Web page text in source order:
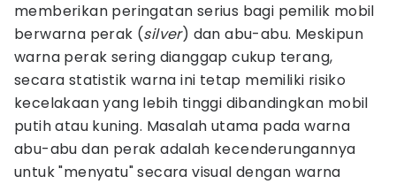
memberikan peringatan serius bagi pemilik mobil
berwarna perak (silver) dan abu-abu. Meskipun
warna perak sering dianggap cukup terang,
secara statistik warna ini tetap memiliki risiko
kecelakaan yang lebih tinggi dibandingkan mobil
putih atau kuning. Masalah utama pada warna
abu-abu dan perak adalah kecenderungannya
untuk "menyatu" secara visual dengan warna